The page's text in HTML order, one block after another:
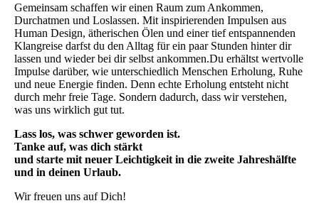
Gemeinsam schaffen wir einen Raum zum Ankommen,
Durchatmen und Loslassen. Mit inspirierenden Impulsen aus
Human Design, ätherischen Ölen und einer tief entspannenden
Klangreise darfst du den Alltag für ein paar Stunden hinter dir
lassen und wieder bei dir selbst ankommen.Du erhältst wertvolle
Impulse darüber, wie unterschiedlich Menschen Erholung, Ruhe
und neue Energie finden. Denn echte Erholung entsteht nicht
durch mehr freie Tage. Sondern dadurch, dass wir verstehen,
was uns wirklich gut tut.
Lass los, was schwer geworden ist.
Tanke auf, was dich stärkt
und starte mit neuer Leichtigkeit in die zweite Jahreshälfte
und in deinen Urlaub.
Wir freuen uns auf Dich!